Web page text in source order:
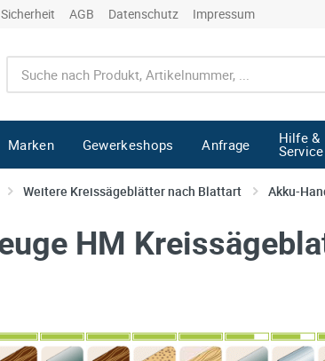
AGB Datenschutz Impressum
Marken Gewerkeshops Anfrage Hilfe &
Service
Weitere Kreissägeblätter nach Blattart Akku-
HM